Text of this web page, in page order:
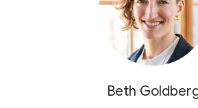
Beth